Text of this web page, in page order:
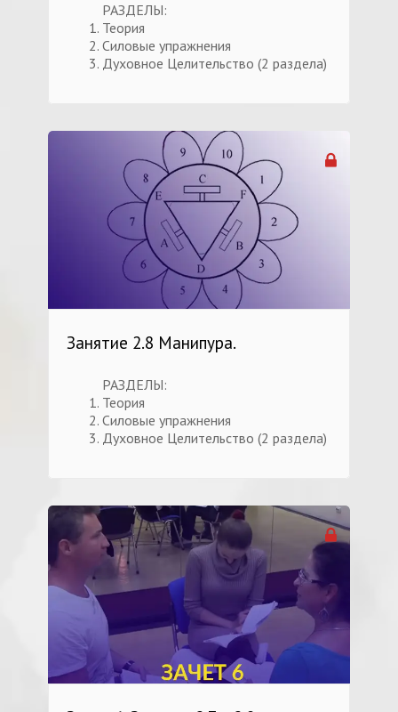
РАЗДЕЛЫ:
Теория
Силовые упражнения
Духовное Целительство (2 раздела)
Занятие 2.8 Манипура.
РАЗДЕЛЫ:
Теория
Силовые упражнения
Духовное Целительство (2 раздела)